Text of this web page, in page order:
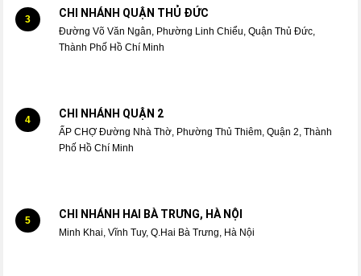
3 CHI NHÁNH QUẬN THỦ ĐỨC
Đường Võ Văn Ngân, Phường Linh Chiểu, Quận Thủ Đức,
Thành Phố Hồ Chí Minh
4 CHI NHÁNH QUẬN 2
ẤP CHỢ Đường Nhà Thờ, Phường Thủ Thiêm, Quận 2, Thành
Phố Hồ Chí Minh
5 CHI NHÁNH HAI BÀ TRƯNG, HÀ NỘI
Minh Khai, Vĩnh Tuy, Q.Hai Bà Trưng, Hà Nội